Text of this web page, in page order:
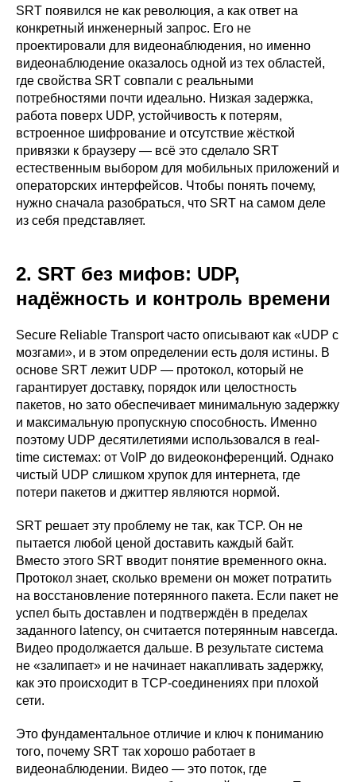
SRT появился не как революция, а как ответ на
конкретный инженерный запрос. Его не
проектировали для видеонаблюдения, но именно
видеонаблюдение оказалось одной из тех областей,
где свойства SRT совпали с реальными
потребностями почти идеально. Низкая задержка,
работа поверх UDP, устойчивость к потерям,
встроенное шифрование и отсутствие жёсткой
привязки к браузеру — всё это сделало SRT
естественным выбором для мобильных приложений и
операторских интерфейсов. Чтобы понять почему,
нужно сначала разобраться, что SRT на самом деле
из себя представляет.
2. SRT без мифов: UDP,
надёжность и контроль времени
Secure Reliable Transport часто описывают как «UDP с
мозгами», и в этом определении есть доля истины. В
основе SRT лежит UDP — протокол, который не
гарантирует доставку, порядок или целостность
пакетов, но зато обеспечивает минимальную задержку
и максимальную пропускную способность. Именно
поэтому UDP десятилетиями использовался в real-
time системах: от VoIP до видеоконференций. Однако
чистый UDP слишком хрупок для интернета, где
потери пакетов и джиттер являются нормой.
SRT решает эту проблему не так, как TCP. Он не
пытается любой ценой доставить каждый байт.
Вместо этого SRT вводит понятие временного окна.
Протокол знает, сколько времени он может потратить
на восстановление потерянного пакета. Если пакет не
успел быть доставлен и подтверждён в пределах
заданного latency, он считается потерянным навсегда.
Видео продолжается дальше. В результате система
не «залипает» и не начинает накапливать задержку,
как это происходит в TCP-соединениях при плохой
сети.
Это фундаментальное отличие и ключ к пониманию
того, почему SRT так хорошо работает в
видеонаблюдении. Видео — это поток, где